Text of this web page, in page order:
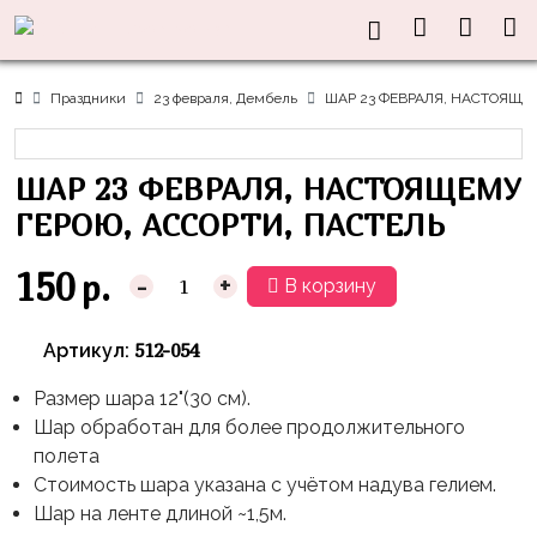
Праздники 23 февраля, Дембель ШАР 23 ФЕВРАЛЯ,
ШАР 23 ФЕВРАЛЯ, НАСТОЯЩЕМУ
ГЕРОЮ, АССОРТИ, ПАСТЕЛЬ
150 р. - + В корзину
Артикул: 512-054
Размер шара 12"(30 см).
Шар обработан для более продолжительного
полета
Стоимость шара указана с учётом надува гелием.
Шар на ленте длиной ~1,5м.
консультация?
Акции
Каталог
Латексные
шары
без
Латексные
шары
рисунком
Фольгированные
сердца/
звёзды
Праздники
Год
8
марта
23
Дембель
Родился
День
Рождения
LOVE
День
Тематики
Патруль
Оранжевая
Корова
Маша
Медведь
Трактор
Миньоны
Пикачу
Леди
Баг
Информация
О нас
Доставка
и оплата
Контакты
+7(910)888-
48-
60